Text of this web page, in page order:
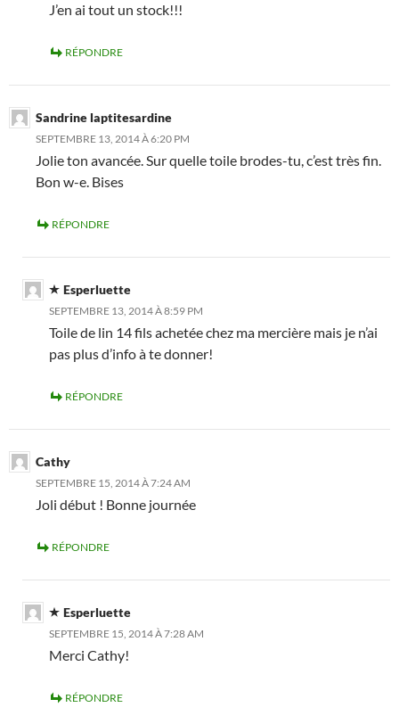
J’en ai tout un stock!!!
RÉPONDRE
Sandrine laptitesardine
SEPTEMBRE 13, 2014 À 6:20 PM
Jolie ton avancée. Sur quelle toile brodes-tu, c’est très fin.
Bon w-e. Bises
RÉPONDRE
Esperluette
SEPTEMBRE 13, 2014 À 8:59 PM
Toile de lin 14 fils achetée chez ma mercière mais je n’ai
pas plus d’info à te donner!
RÉPONDRE
Cathy
SEPTEMBRE 15, 2014 À 7:24 AM
Joli début ! Bonne journée
RÉPONDRE
Esperluette
SEPTEMBRE 15, 2014 À 7:28 AM
Merci Cathy!
RÉPONDRE